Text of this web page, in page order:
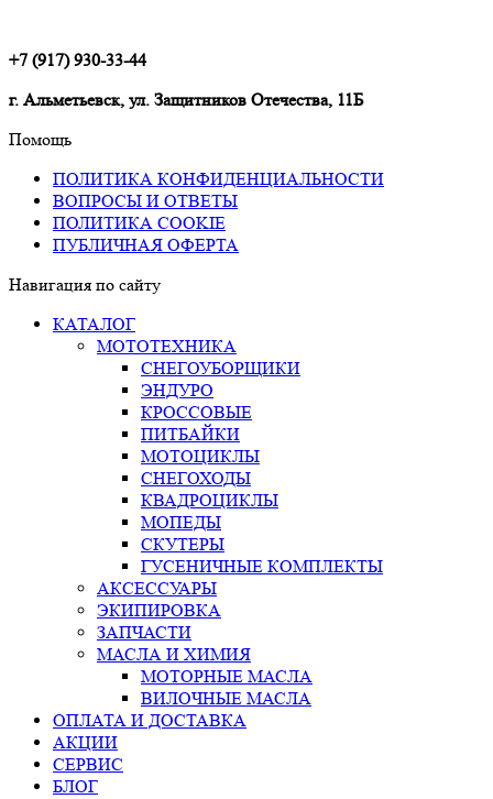
+7 (917) 930-33-44
г. Альметьевск, ул. Защитников Отечества, 11Б
Помощь
ПОЛИТИКА КОНФИДЕНЦИАЛЬНОСТИ
ВОПРОСЫ И ОТВЕТЫ
ПОЛИТИКА COOKIE
ПУБЛИЧНАЯ ОФЕРТА
Навигация по сайту
КАТАЛОГ
МОТОТЕХНИКА
СНЕГОУБОРЩИКИ
ЭНДУРО
КРОССОВЫЕ
ПИТБАЙКИ
МОТОЦИКЛЫ
СНЕГОХОДЫ
КВАДРОЦИКЛЫ
МОПЕДЫ
СКУТЕРЫ
ГУСЕНИЧНЫЕ КОМПЛЕКТЫ
АКСЕССУАРЫ
ЭКИПИРОВКА
ЗАПЧАСТИ
МАСЛА И ХИМИЯ
МОТОРНЫЕ МАСЛА
ВИЛОЧНЫЕ МАСЛА
ОПЛАТА И ДОСТАВКА
АКЦИИ
СЕРВИС
БЛОГ